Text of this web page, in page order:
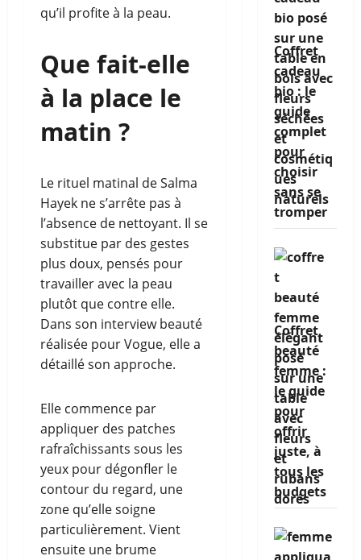
qu’il profite à la peau.
Que fait-elle
à la place le
matin ?
Le rituel matinal de Salma
Hayek ne s’arrête pas à
l’absence de nettoyant. Il se
substitue par des gestes
plus doux, pensés pour
travailler avec la peau
plutôt que contre elle.
Dans son interview beauté
réalisée pour Vogue, elle a
détaillé son approche.
Elle commence par
appliquer des patches
rafraîchissants sous les
yeux pour dégonfler le
contour du regard, une
zone qu’elle soigne
particulièrement. Vient
ensuite une brume
Coffret
cadeau
bio : le
guide
complet
pour
choisir
sans se
tromper
Coffret
beauté
femme :
le guide
pour
offrir
juste, à
tous les
budgets